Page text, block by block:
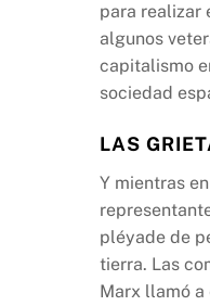
para realizar
algunos
capitalismo
sociedad
LAS
Y mientras
pléyade de
tierra. Las
Marx llamó